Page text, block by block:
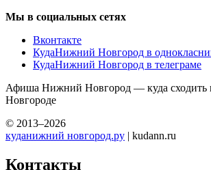
Мы в социальных сетях
Вконтакте
КудаНижний Новгород в
КудаНижний Новгород в телеграме
Афиша Нижний Новгород — куда
Новгороде
© 2013–2026
куданижний новгород.ру | kudann.ru
Контакты